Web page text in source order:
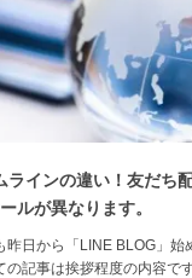
ラインの違い！友だち
ルが異なります。
昨日から「LINE BLOG」始
の記事は挨拶程度の内容で